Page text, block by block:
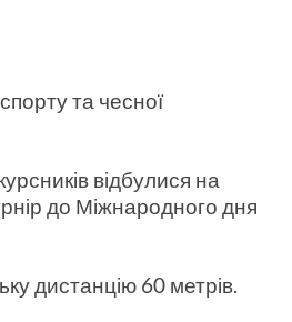
та чесної
відбулися на
до Міжнародного дня
дистанцію 60 метрів.